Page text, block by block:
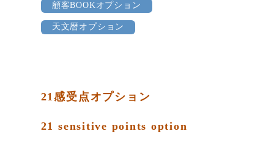
顧客BOOKオプション
天文暦オプション
21感受点オプション
21 sensitive points option